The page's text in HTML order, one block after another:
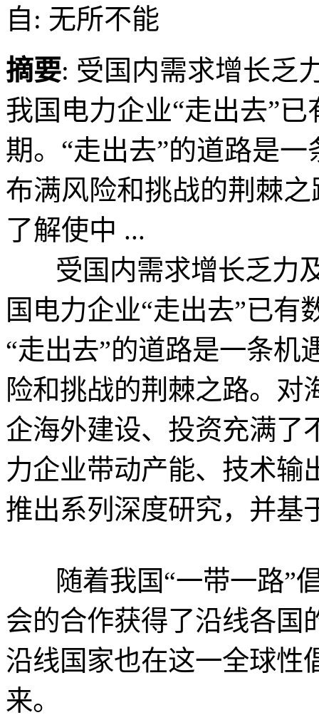
自: 无所不能
摘要: 受国内需求增长乏
我国电力企业“走出去”
期。“走出去”的道路是
布满风险和挑战的荆棘
了解使中 ...
受国内需求增长乏力及
国电力企业“走出去”已
“走出去”的道路是一条机
险和挑战的荆棘之路。对
企海外建设、投资充满了
力企业带动产能、技术输
推出系列深度研究，并基
随着我国“一带一路”
会的合作获得了沿线各国
沿线国家也在这一全球性
来。